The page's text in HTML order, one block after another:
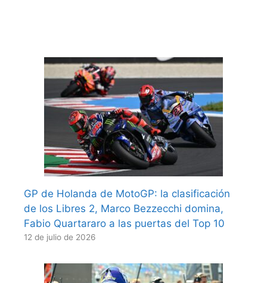
GP de Holanda de MotoGP: la clasificación
de los Libres 2, Marco Bezzecchi domina,
Fabio Quartararo a las puertas del Top 10
12 de julio de 2026